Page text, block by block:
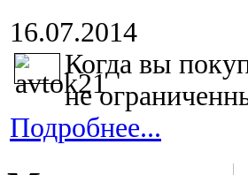
16.07.2014
Когда вы
не
Подробнее...